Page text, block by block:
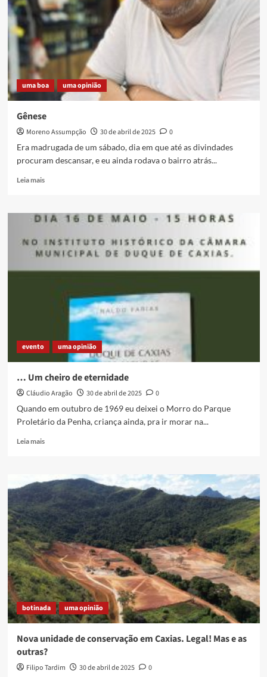
uma boa uma opinião
Gênese
Moreno Assumpção 30 de abril de 2025
0
Era madrugada de um sábado, dia em que até as divindades
procuram descansar, e eu ainda rodava o bairro atrás...
Leia maisRead
Gênese
evento uma opinião
… Um cheiro de eternidade
Cláudio Aragão 30 de abril de 2025
0
Quando em outubro de 1969 eu deixei o Morro do Parque
Proletário da Penha, criança ainda, pra ir morar na...
Leia maisRead
Um
cheiro
de
eternidade
botinada uma opinião
Nova unidade de conservação em Caxias. Legal! Mas e as
outras?
Filipo Tardim 30 de abril de 2025
0